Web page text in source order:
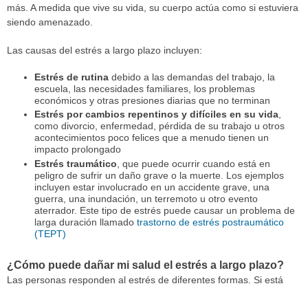
más. A medida que vive su vida, su cuerpo actúa como si estuviera
siendo amenazado.
Las causas del estrés a largo plazo incluyen:
Estrés de rutinadebido a las demandas del trabajo, la
escuela, las necesidades familiares, los problemas
económicos y otras presiones diarias que no terminan
Estrés por cambios repentinos y difíciles en su vida,
como divorcio, enfermedad, pérdida de su trabajo u otros
acontecimientos poco felices que a menudo tienen un
impacto prolongado
Estrés traumático, que puede ocurrir cuando está en
peligro de sufrir un daño grave o la muerte. Los ejemplos
incluyen estar involucrado en un accidente grave, una
guerra, una inundación, un terremoto u otro evento
aterrador. Este tipo de estrés puede causar un problema de
larga duración llamado trastorno de estrés postraumático
(TEPT)
¿Cómo puede dañar mi salud el estrés a largo plazo?
Las personas responden al estrés de diferentes formas. Si está